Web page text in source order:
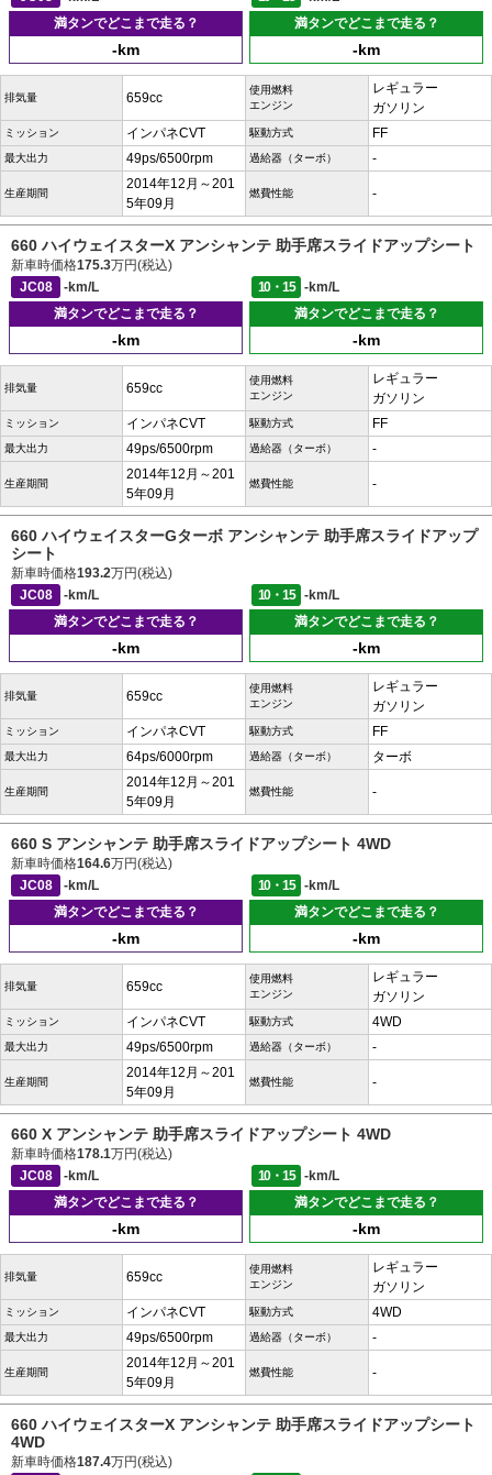
満タンでどこまで走る？
-km
満タンでどこまで走る？
-km
排気量 659cc
使用燃料
エンジン
レギュラー
ガソリン
ミッション インパネCVT 駆動方式 FF
最大出力 49ps/6500rpm 過給器（ターボ） -
生産期間
2014年12月～201
5年09月
燃費性能 -
660 ハイウェイスターX アンシャンテ 助手席スライドアップシート
新車時価格175.3万円(税込)
JC08
-km/L 10・15
-km/L
満タンでどこまで走る？
-km
満タンでどこまで走る？
-km
排気量 659cc
使用燃料
エンジン
レギュラー
ガソリン
ミッション インパネCVT 駆動方式 FF
最大出力 49ps/6500rpm 過給器（ターボ） -
生産期間
2014年12月～201
5年09月
燃費性能 -
660 ハイウェイスターGターボ アンシャンテ 助手席スライドアップ
シート
新車時価格193.2万円(税込)
JC08
-km/L 10・15
-km/L
満タンでどこまで走る？
-km
満タンでどこまで走る？
-km
排気量 659cc
使用燃料
エンジン
レギュラー
ガソリン
ミッション インパネCVT 駆動方式 FF
最大出力 64ps/6000rpm 過給器（ターボ） ターボ
生産期間
2014年12月～201
5年09月
燃費性能 -
660 S アンシャンテ 助手席スライドアップシート 4WD
新車時価格164.6万円(税込)
JC08
-km/L 10・15
-km/L
満タンでどこまで走る？
-km
満タンでどこまで走る？
-km
排気量 659cc
使用燃料
エンジン
レギュラー
ガソリン
ミッション インパネCVT 駆動方式 4WD
最大出力 49ps/6500rpm 過給器（ターボ） -
生産期間
2014年12月～201
5年09月
燃費性能 -
660 X アンシャンテ 助手席スライドアップシート 4WD
新車時価格178.1万円(税込)
JC08
-km/L 10・15
-km/L
満タンでどこまで走る？
-km
満タンでどこまで走る？
-km
排気量 659cc
使用燃料
エンジン
レギュラー
ガソリン
ミッション インパネCVT 駆動方式 4WD
最大出力 49ps/6500rpm 過給器（ターボ） -
生産期間
2014年12月～201
5年09月
燃費性能 -
660 ハイウェイスターX アンシャンテ 助手席スライドアップシート
4WD
新車時価格187.4万円(税込)